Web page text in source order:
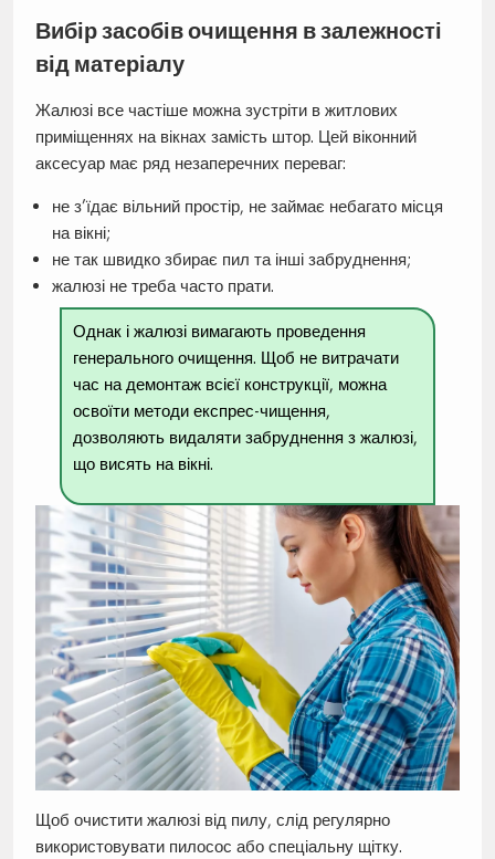
Вибір засобів очищення в залежності
від матеріалу
Жалюзі все частіше можна зустріти в житлових
приміщеннях на вікнах замість штор. Цей віконний
аксесуар має ряд незаперечних переваг:
не з’їдає вільний простір, не займає небагато місця
на вікні;
не так швидко збирає пил та інші забруднення;
жалюзі не треба часто прати.
Однак і жалюзі вимагають проведення
генерального очищення. Щоб не витрачати
час на демонтаж всієї конструкції, можна
освоїти методи експрес-чищення,
дозволяють видаляти забруднення з жалюзі,
що висять на вікні.
Щоб очистити жалюзі від пилу, слід регулярно
використовувати пилосос або спеціальну щітку.